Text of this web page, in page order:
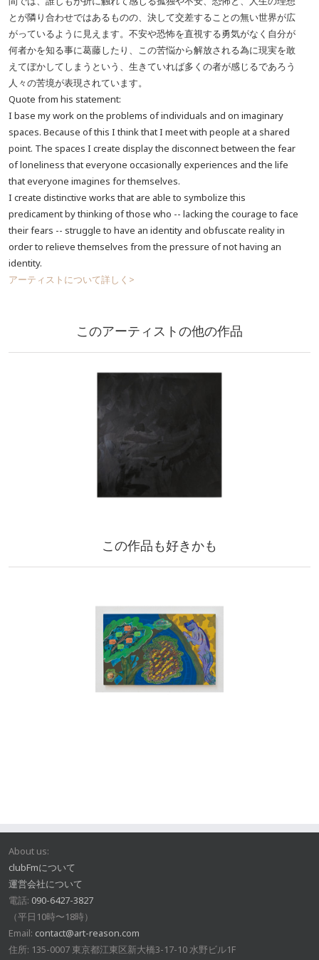
とが隣り合わせではあるものの、決して交差することの無い世界が広
がっているように見えます。不安や恐怖を直視する勇気がなく自分が
何者かを知る事に葛藤したり、この苦悩から解放される為に現実を敢
えてぼかしてしまうという、生きていれば多くの者が感じるであろう
人々の苦境が表現されています。
Quote from his statement:
I base my work on the problems of individuals and on imaginary
spaces. Because of this I think that I meet with people at a shared
point. The spaces I create display the disconnect between the fear
of loneliness that everyone occasionally experiences and the life
that everyone imagines for themselves.
I create distinctive works that are able to symbolize this
predicament by thinking of those who -- lacking the courage to face
their fears -- struggle to have an identity and obfuscate reality in
order to relieve themselves from the pressure of not having an
identity.
アーティストについて詳しく>
このアーティストの他の作品
この作品も好きかも
About us:
clubFmについて
運営会社について
電話: 090-6427-3827
（平日10時〜18時）
Email: contact@art-reason.com
住所: 135-0007 東京都江東区新大橋3-17-10 水野ビル1F